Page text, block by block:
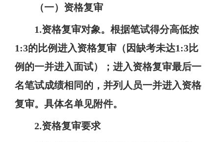
（一）资格复审
1.资格复审对象。根据笔试得分高低按
1:3的比例进入资格复审（因缺考未达1:3比
例的一并进入面试）；进入资格复审最后一
名笔试成绩相同的，并列人员一并进入资格
复审。具体名单见附件。
2.资格复审要求